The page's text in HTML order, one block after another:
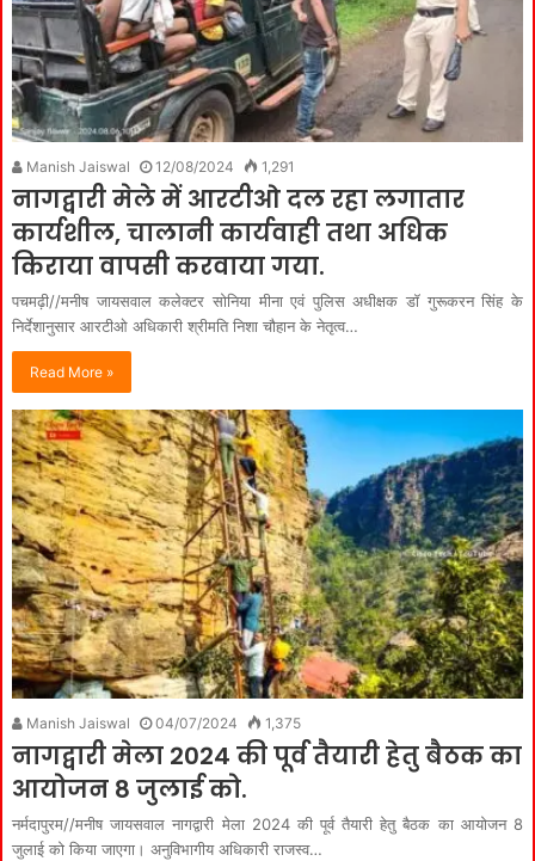
Manish Jaiswal 12/08/2024 1,291
नागद्वारी मेले में आरटीओ दल रहा लगातार
कार्यशील, चालानी कार्यवाही तथा अधिक
किराया वापसी करवाया गया.
पचमढ़ी//मनीष जायसवाल कलेक्टर सोनिया मीना एवं पुलिस अधीक्षक डॉ गुरूकरन सिंह के
निर्देशानुसार आरटीओ अधिकारी श्रीमति निशा चौहान के नेतृत्व…
Read More »
Manish Jaiswal 04/07/2024 1,375
नागद्वारी मेला 2024 की पूर्व तैयारी हेतु बैठक का
आयोजन 8 जुलाई को.
नर्मदापुरम//मनीष जायसवाल नागद्वारी मेला 2024 की पूर्व तैयारी हेतु बैठक का आयोजन 8
जुलाई को किया जाएगा। अनुविभागीय अधिकारी राजस्‍व…